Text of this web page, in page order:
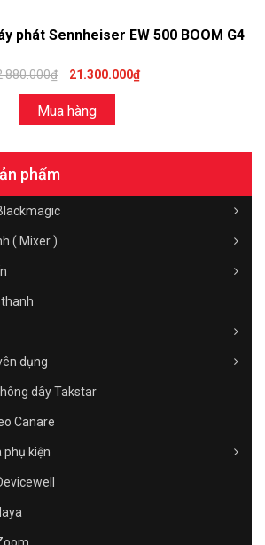
phát Sennheiser EW 500 BOOM G4
21.300.000₫
Mua hàng
phẩm
( Mixer )
dụng
dây Takstar
Canare
phụ kiện